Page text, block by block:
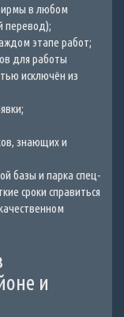
в любом
перевод);
этапе работ;
для работы
исключён из
знающих и
базы и парка спец-
сроки справиться
и